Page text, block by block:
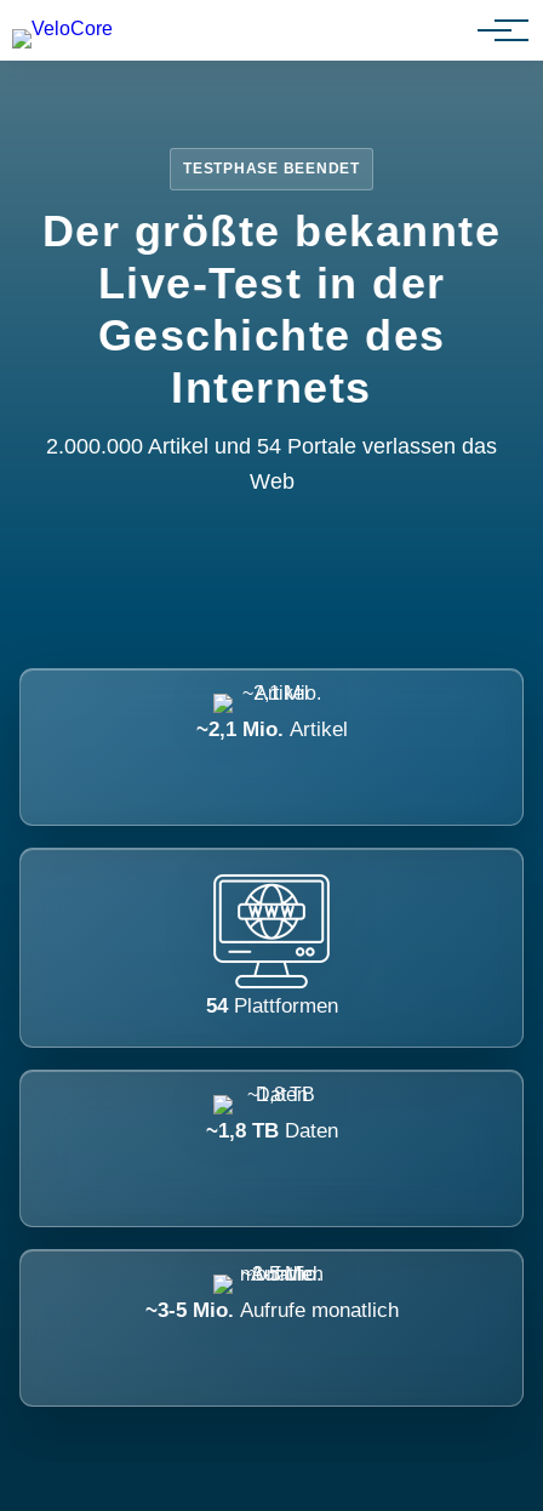
Partnerprogramm
TESTPHASE BEENDET
Der größte bekannte
Live-Test in der
Geschichte des
Internets
2.000.000 Artikel und 54 Portale verlassen das
Web
~2,1 Mio. Artikel
54 Plattformen
~1,8 TB Daten
~3-5 Mio. Aufrufe monatlich